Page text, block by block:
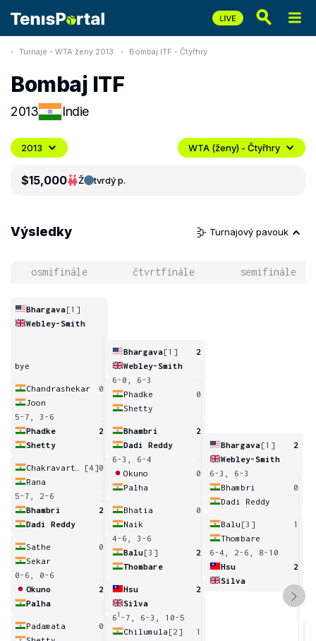
Turnaje - WTA ženy 2013 Bombaj ITF - Čtyřhry
Bombaj ITF
2013 Indie
2013 WTA (ženy) - Čtyřhry
$15,000 Ž tvrdý p.
Výsledky Turnajový pavouk
osmifinále čtvrtfinále semifinále
Bhargava[1]
Webley-Smith
bye
Chandrashekar
0
Joon
5-7, 3-6
Phadke
2
Shetty
[4]0
Rana
5-7, 2-6
Bhambri
2
Dadi Reddy
Sathe
0
Sekar
0-6, 0-6
Okuno
2
Palha
Padamata
0
Bhargava[1]
2
Webley-Smith
6-0, 6-3
Phadke
0
Shetty
Bhambri
2
Dadi Reddy
6-3, 6-4
Okuno
0
Palha
Bhatia
0
Naik
4-6, 3-6
Balu[3]
2
Thombare
Hsu
2
Silva
6 1 -7, 6-3, 10-5
Chilumula [2]
1
Bhargava[1]
2
Webley-Smith
6-3, 6-3
Bhambri
0
Dadi Reddy
Balu [3]
1
Thombare
6-4, 2-6, 8-10
Hsu
2
Silva